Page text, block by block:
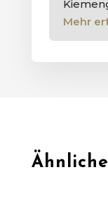
Mehr
Ähnliche